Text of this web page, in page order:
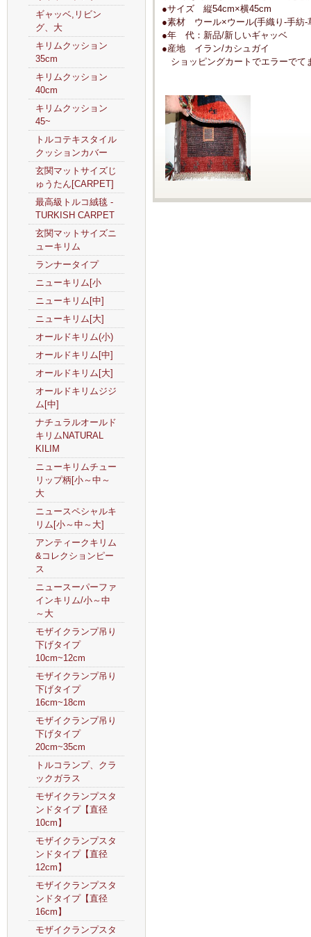
ギャッベ,リビン
グ、大
キリムクッション
35cm
キリムクッション
40cm
キリムクッション
45~
トルコテキスタイル
クッションカバー
玄関マットサイズじ
ゅうたん[CARPET]
最高級トルコ絨毯 -
TURKISH CARPET
玄関マットサイズニ
ューキリム
ランナータイプ
ニューキリム[小
ニューキリム[中]
ニューキリム[大]
オールドキリム(小)
オールドキリム[中]
オールドキリム[大]
オールドキリムジジ
ム[中]
ナチュラルオールド
キリムNATURAL
KILIM
ニューキリムチュー
リップ柄[小～中～
大
ニュースペシャルキ
リム[小～中～大]
アンティークキリム
&コレクションピー
ス
ニュースーパーファ
インキリム/小～中
～大
モザイクランプ吊り
下げタイプ
10cm~12cm
モザイクランプ吊り
下げタイプ
16cm~18cm
モザイクランプ吊り
下げタイプ
20cm~35cm
トルコランプ、クラ
ックガラス
モザイクランプスタ
ンドタイプ【直径
10cm】
モザイクランプスタ
ンドタイプ【直径
12cm】
モザイクランプスタ
ンドタイプ【直径
16cm】
モザイクランプスタ
●サイズ 縦54cm×横45cm
●素材 ウール×ウール(手織り-手紡-
●年 代：新品/新しいギャッベ
●産地 イラン/カシュガイ
ショッピングカートでエラーでて